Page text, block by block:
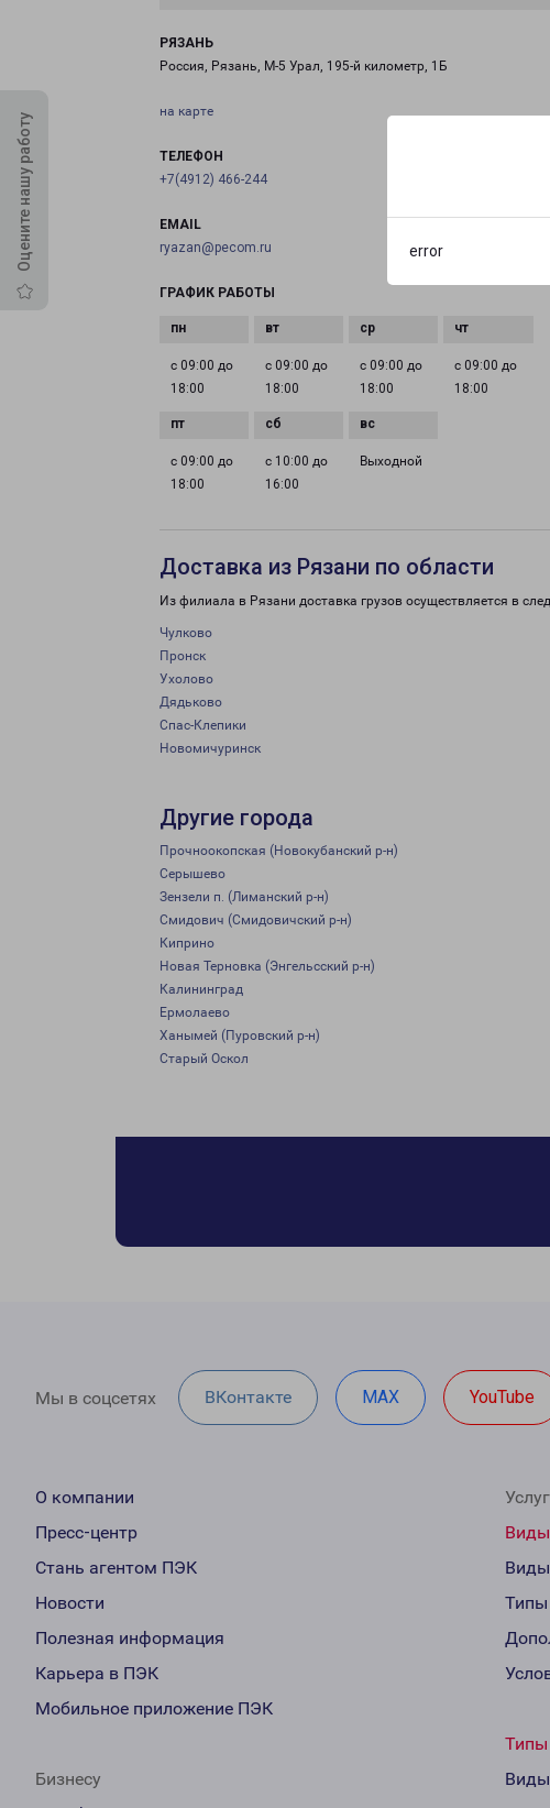
error
Оцените нашу работу
РЯЗАНЬ
Россия, Рязань, М-5 Урал, 195-й километр, 1Б
на карте
ТЕЛЕФОН
+7(4912) 466-244
EMAIL
ryazan@pecom.ru
ГРАФИК РАБОТЫ
с 09:00 до
18:00
с 09:00 до
18:00
с 09:00 до
18:00
с 09:00 до
18:00
с 09:00 до
18:00
с 10:00 до
16:00
Выходной
Доставка из Рязани по области
Из филиала в Рязани доставка грузов осуществляется в
Чулково
Пронск
Ухолово
Дядьково
Спас-Клепики
Новомичуринск
Другие города
Прочноокопская (Новокубанский р-н)
Серышево
Зензели п. (Лиманский р-н)
Смидович (Смидовичский р-н)
Киприно
Новая Терновка (Энгельсский р-н)
Калининград
Ермолаево
Ханымей (Пуровский р-н)
Старый Оскол
Мы в соцсетях ВКонтакте MAX YouTube
О компании
Пресс-центр
Стань агентом ПЭК
Новости
Полезная информация
Карьера в ПЭК
Мобильное приложение ПЭК
Бизнесу
Виды
Виды
Типы
Типы
Виды